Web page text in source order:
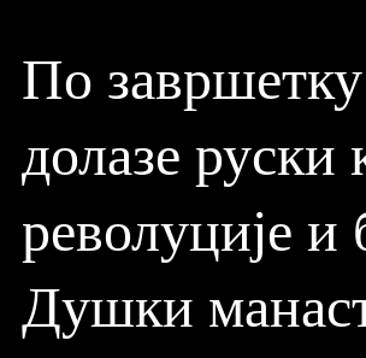
По
долазе руски
револуције
Душки